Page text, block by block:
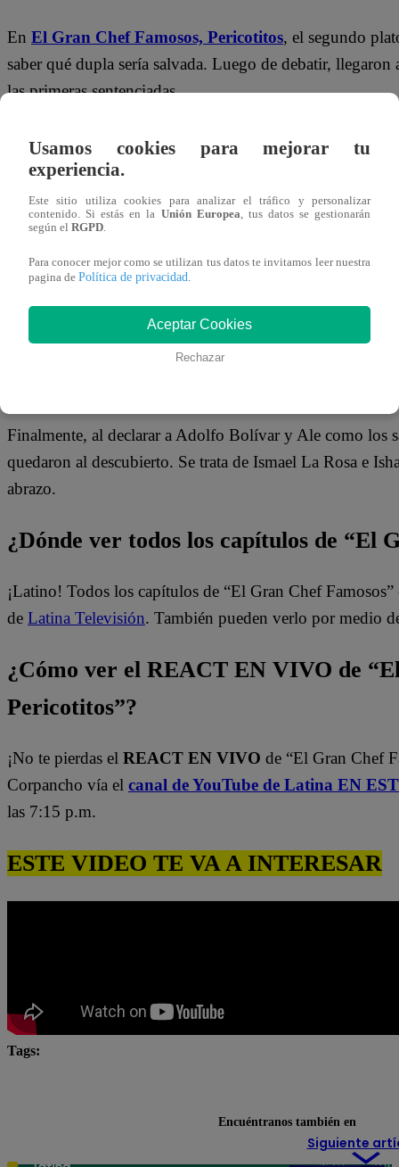
En El Gran Chef Famosos, Pericotitos, el segundo
saber qué dupla sería salvada. Luego de debatir,
las primeras sentenciadas
peluche de su hija.
Los siguientes en ser sentenciados fueron Gino
decisión del jurado.
Finalmente, al declarar a Adolfo Bolívar y Ale como los
quedaron al descubierto. Se trata de Ismael La Rosa e
abrazo.
¿Dónde ver todos los capítulos de “El
¡Latino! Todos los capítulos de “El Gran Chef
de Latina Televisión. También pueden verlo por medio
¿Cómo ver el REACT EN VIVO de
Pericotitos”?
¡No te pierdas el REACT EN VIVO de “El Gran Chef
Corpancho vía el canal de YouTube de Latina EN
las 7:15 p.m.
ESTE VIDEO TE VA A INTERESAR
Tags:
Siguiente
Usamos cookies para mejorar tu
experiencia.
Este sitio utiliza cookies para analizar el tráfico y personalizar
contenido. Si estás en la Unión Europea , tus datos se gestionarán
según el RGPD
Para conocer mejor como se utilizan tus datos te invitamos leer nuestra
pagina de Política de privacidad
Aceptar Cookies
Rechazar
Encuéntranos también en